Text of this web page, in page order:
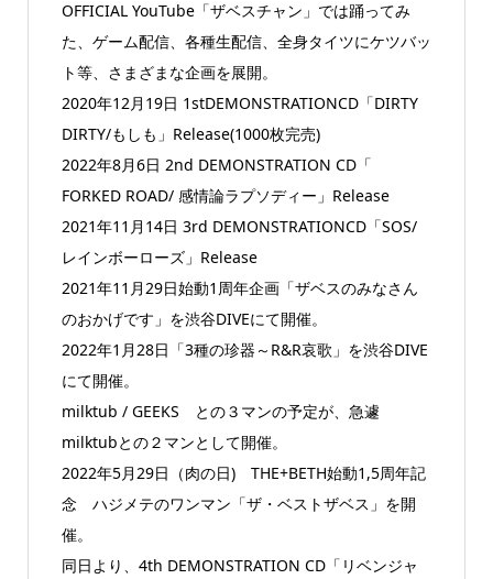
OFFICIAL YouTube「ザベスチャン」では踊ってみ
た、ゲーム配信、各種生配信、全身タイツにケツバッ
ト等、さまざまな企画を展開。
2020年12月19日 1stDEMONSTRATIONCD「DIRTY
DIRTY/もしも」Release(1000枚完売)
2022年8月6日 2nd DEMONSTRATION CD「
FORKED ROAD/ 感情論ラプソディー」Release
2021年11月14日 3rd DEMONSTRATIONCD「SOS/
レインボーローズ」Release
2021年11月29日始動1周年企画「ザベスのみなさん
のおかげです」を渋谷DIVEにて開催。
2022年1月28日「3種の珍器～R&R哀歌」を渋谷DIVE
にて開催。
milktub / GEEKS との３マンの予定が、急遽
milktubとの２マンとして開催。
2022年5月29日（肉の日) THE+BETH始動1,5周年記
念 ハジメテのワンマン「ザ・ベストザベス」を開
催。
同日より、4th DEMONSTRATION CD「リベンジャ